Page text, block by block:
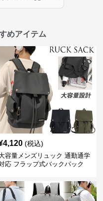
めアイテム
4,120 (税込)
容量メンズリュック 通勤通学
応 フラップ式バックパック